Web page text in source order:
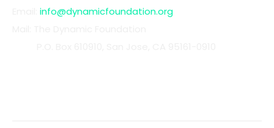
info@dynamicfoundation.org